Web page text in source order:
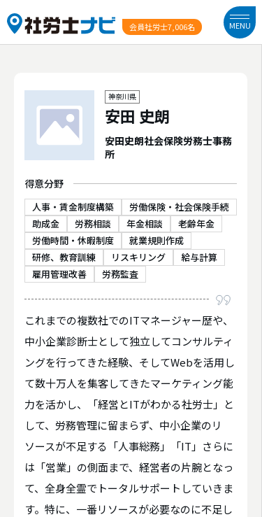
会員社労士7,006名 MENU
神奈川県
安田 史朗
安田史朗社会保険労務士事務
所
得意分野
人事・賃金制度構築
労働保険・社会保険手続
助成金
労務相談 年金相談
老齢年金
労働時間・休暇制度
就業規則作成
研修、教育訓練
リスキリング
給与計算
雇用管理改善
労務監査
これまでの複数社でのITマネージャー歴や、
中小企業診断士として独立してコンサルティ
ングを行ってきた経験、そしてWebを活用し
て数十万人を集客してきたマーケティング能
力を活かし、「経営とITがわかる社労士」と
して、労務管理に留まらず、中小企業のリ
ソースが不足する「人事総務」「IT」さらに
は「営業」の側面まで、経営者の片腕となっ
て、全身全霊でトータルサポートしていきま
す。特に、一番リソースが必要なのに不足し